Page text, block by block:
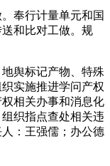
奉行计量单元和国
和比对工做。规
舆标记产物、特殊
实施推进学问产权
相关办事和消息化
织指点查处相关违
：王强儒；办公德